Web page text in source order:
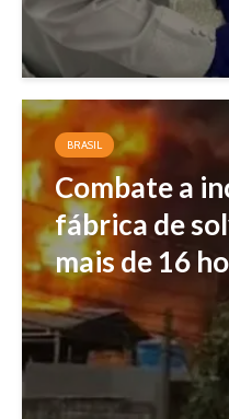
BRASIL
Combate a
fábrica de
mais de 16